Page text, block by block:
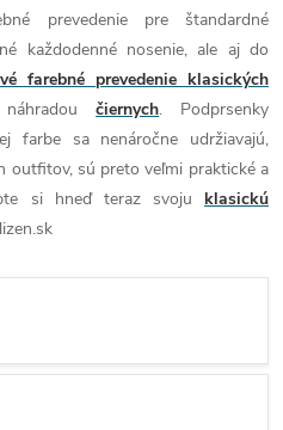
prevedenie pre štandardné
každodenné nosenie, ale aj do
farebné prevedenie klasických
náhradoučiernych. Podprsenky
farbe sa nenáročne udržiavajú,
outfitov, sú preto veľmi praktické a
si hneď teraz svoju klasickú